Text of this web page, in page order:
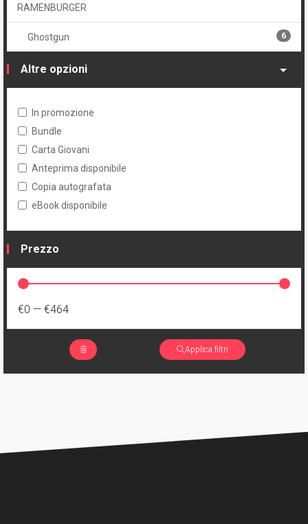
RAMENBURGER
Ghostgun 6
Altre opzioni
In promozione
Bundle
Carta Giovani
Anteprima disponibile
Copia autografata
eBook disponibile
Prezzo
€0 — €464
Applica filtri